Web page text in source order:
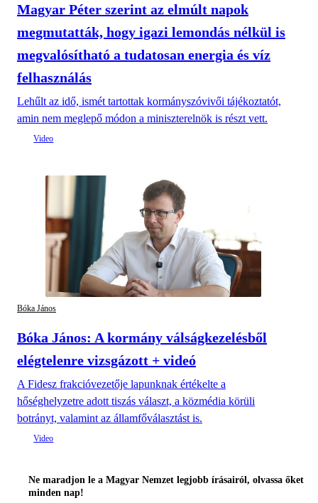
Magyar Péter szerint az elmúlt napok
megmutatták, hogy igazi lemondás nélkül is
megvalósítható a tudatosan energia és víz
felhasználás
Lehűlt az idő, ismét tartottak kormányszóvivői tájékoztatót,
amin nem meglepő módon a miniszterelnök is részt vett.
Bóka János
Bóka János: A kormány válságkezelésből
elégtelenre vizsgázott + videó
A Fidesz frakcióvezetője lapunknak értékelte a
hőséghelyzetre adott tiszás választ, a közmédia körüli
botrányt, valamint az államfőválasztást is.
Ne maradjon le a Magyar Nemzet legjobb írásairól, olvassa őket
minden nap!